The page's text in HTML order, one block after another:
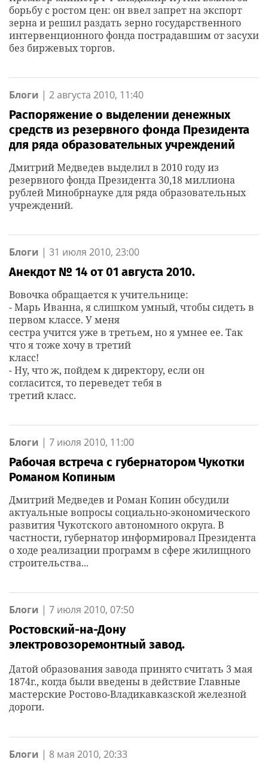
борьбу с ростом цен: он ввел запрет на экспорт
зерна и решил раздать зерно государственного
интервенционного фонда пострадавшим от засухи
без биржевых торгов.
Блоги | 2 августа 2010, 11:40
Распоряжение о выделении денежных
средств из резервного фонда Президента
для ряда образовательных учреждений
Дмитрий Медведев выделил в 2010 году из
резервного фонда Президента 30,18 миллиона
рублей Минобрнауке для ряда образовательных
учреждений.
Блоги | 31 июля 2010, 23:00
Анекдот № 14 от 01 августа 2010.
Вовочка обращается к учительнице:
- Марь Иванна, я слишком умный, чтобы сидеть в
первом классе. У меня
сестра учится уже в третьем, но я умнее ее. Так
что я тоже хочу в третий
класс!
- Ну, что ж, пойдем к директору, если он
согласится, то переведет тебя в
третий класс.
Блоги | 7 июля 2010, 11:00
Рабочая встреча с губернатором Чукотки
Романом Копиным
Дмитрий Медведев и Роман Копин обсудили
актуальные вопросы социально-экономического
развития Чукотского автономного округа. В
частности, губернатор информировал Президента
о ходе реализации программ в сфере жилищного
строительства...
Блоги | 7 июля 2010, 07:50
Ростовский-на-Дону
электровозоремонтный завод.
Датой образования завода принято считать 3 мая
1874г., когда были введены в действие Главные
мастерские Ростово-Владикавказской железной
дороги.
Блоги | 8 мая 2010, 20:33